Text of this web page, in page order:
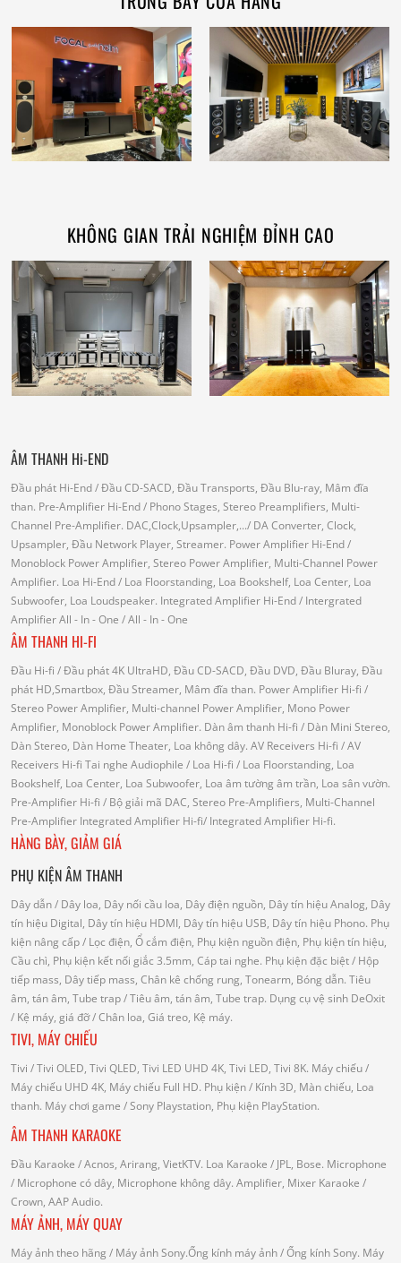
KHÔNG GIAN TRẢI NGHIỆM ĐỈNH CAO
ÂM THANH Hi-END
Đầu phát Hi-End/ Đầu CD-SACD, Đầu Transports, Đầu Blu-ray, Mâm đĩa
than. Pre-Amplifier Hi-End/ Phono Stages, Stereo Preamplifiers, Multi-
Channel Pre-Amplifier. DAC,Clock,Upsampler,.../ DA Converter, Clock,
Upsampler, Đầu Network Player, Streamer. Power Amplifier Hi-End/
Monoblock Power Amplifier, Stereo Power Amplifier, Multi-Channel Power
Amplifier. Loa Hi-End/ Loa Floorstanding, Loa Bookshelf, Loa Center, Loa
Subwoofer, Loa Loudspeaker. Integrated Amplifier Hi-End/ Intergrated
AmplifierAll - In - One / All - In - One
ÂM THANH HI-FI
Đầu Hi-fi / Đầu phát 4K UltraHD, Đầu CD-SACD, Đầu DVD, Đầu Bluray, Đầu
phát HD,Smartbox, Đầu Streamer, Mâm đĩa than. Power Amplifier Hi-fi /
Stereo Power Amplifier, Multi-channel Power Amplifier, Mono Power
Amplifier, Monoblock Power Amplifier. Dàn âm thanh Hi-fi / Dàn Mini Stereo,
Dàn Stereo, Dàn Home Theater, Loa không dây. AV Receivers Hi-fi / AV
Receivers Hi-fi Tai nghe Audiophile / Loa Hi-fi / Loa Floorstanding, Loa
Bookshelf, Loa Center, Loa Subwoofer, Loa âm tường âm trần, Loa sân vườn.
Pre-Amplifier Hi-fi / Bộ giải mã DAC, Stereo Pre-Amplifiers, Multi-Channel
Pre-Amplifier Integrated Amplifier Hi-fi/ Integrated Amplifier Hi-fi.
HÀNG BÀY, GIẢM GIÁ
PHỤ KIỆN ÂM THANH
Dây dẫn/ Dây loa, Dây nối cầu loa, Dây điện nguồn, Dây tín hiệu Analog, Dây
tín hiệu Digital, Dây tín hiệu HDMI, Dây tín hiệu USB, Dây tín hiệu Phono. Phụ
kiện nâng cấp/ Lọc điện, Ổ cắm điện, Phụ kiện nguồn điện, Phụ kiện tín hiệu,
Cầu chì, Phụ kiện kết nối giắc 3.5mm, Cáp tai nghe. Phụ kiện đặc biệt/ Hộp
tiếp mass, Dây tiếp mass, Chân kê chống rung, Tonearm, Bóng dẫn. Tiêu
âm, tán âm, Tube trap/ Tiêu âm, tán âm, Tube trap. Dụng cụ vệ sinh DeOxit
/ Kệ máy, giá đỡ/ Chân loa, Giá treo, Kệ máy.
TIVI, MÁY CHIẾU
Tivi / Tivi OLED, Tivi QLED, Tivi LED UHD 4K, Tivi LED, Tivi 8K. Máy chiếu/
Máy chiếu UHD 4K, Máy chiếu Full HD. Phụ kiện/ Kính 3D, Màn chiếu, Loa
thanh. Máy chơi game / Sony Playstation, Phụ kiện PlayStation.
ÂM THANH KARAOKE
Đầu Karaoke / Acnos, Arirang, VietKTV. Loa Karaoke / JPL, Bose. Microphone
/ Microphone có dây, Microphone không dây. Amplifier, Mixer Karaoke /
Crown, AAP Audio.
MÁY ẢNH, MÁY QUAY
Máy ảnh theo hãng / Máy ảnh Sony.Ống kính máy ảnh / Ống kính Sony. Máy